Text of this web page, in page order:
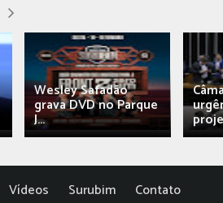
Wesley Safadão
grava DVD no Parque
J...
Vídeos Surubim Contato